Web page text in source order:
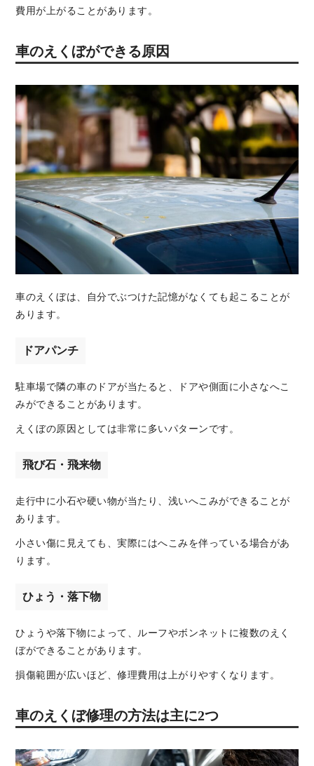
費用が上がることがあります。
車のえくぼができる原因
車のえくぼは、自分でぶつけた記憶がなくても起こることが
あります。
ドアパンチ
駐車場で隣の車のドアが当たると、ドアや側面に小さなへこ
みができることがあります。
えくぼの原因としては非常に多いパターンです。
飛び石・飛来物
走行中に小石や硬い物が当たり、浅いへこみができることが
あります。
小さい傷に見えても、実際にはへこみを伴っている場合があ
ります。
ひょう・落下物
ひょうや落下物によって、ルーフやボンネットに複数のえく
ぼができることがあります。
損傷範囲が広いほど、修理費用は上がりやすくなります。
車のえくぼ修理の方法は主に2つ